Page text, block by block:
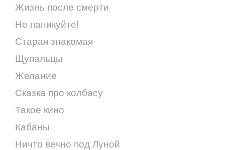
Жизнь после смерти
Не паникуйте!
Старая знакомая
Щупальцы
Желание
Сказка про колбасу
Такое кино
Кабаны
Ничто вечно под Луной